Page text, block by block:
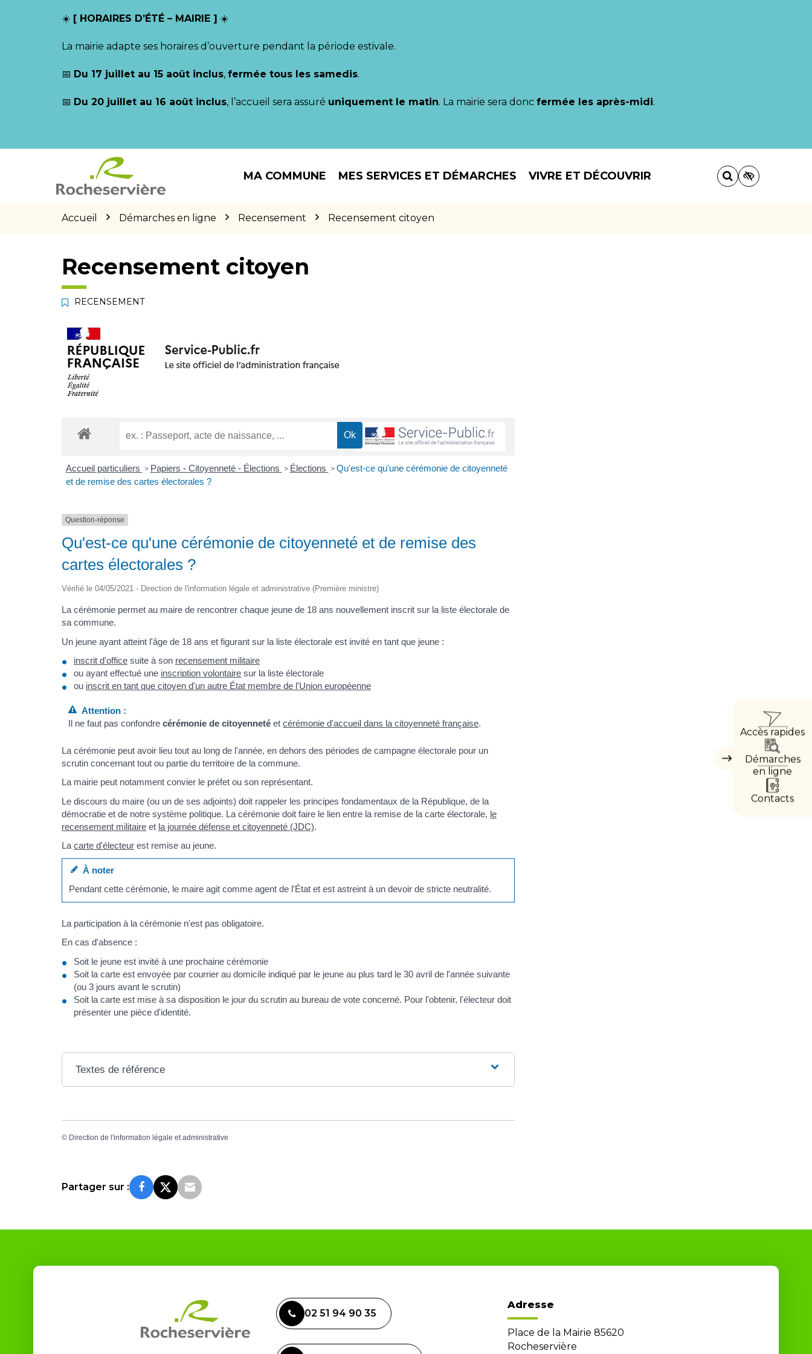
☀️ [ HORAIRES D’ÉTÉ – MAIRIE ] ☀️
La mairie adapte ses horaires d’ouverture pendant la période estivale.
📅 Du 17 juillet au 15 août inclus, fermée tous les samedis.
📅 Du 20 juillet au 16 août inclus, l’accueil sera assuré uniquement le matin. La mairie sera donc fermée les après-midi.
MA COMMUNE MES SERVICES ET DÉMARCHES VIVRE ET DÉCOUVRIR
Accueil Démarches en ligne Recensement Recensement citoyen
Masquer
Accès rapides
Démarches
en ligne
Contacts
Recensement citoyen
RECENSEMENT
Accueil particuliers > Papiers - Citoyenneté - Élections > Élections > Qu'est-ce qu'une cérémonie de citoyenneté
et de remise des cartes électorales ?
Question-réponse
Qu'est-ce qu'une cérémonie de citoyenneté et de remise des
cartes électorales ?
Vérifié le 04/05/2021 - Direction de l'information légale et administrative (Première ministre)
La cérémonie permet au maire de rencontrer chaque jeune de 18 ans nouvellement inscrit sur la liste électorale de
sa commune.
Un jeune ayant atteint l'âge de 18 ans et figurant sur la liste électorale est invité en tant que jeune :
inscrit d'office suite à son recensement militaire
ou ayant effectué une inscription volontaire sur la liste électorale
ou inscrit en tant que citoyen d'un autre État membre de l'Union européenne
Attention :
Il ne faut pas confondrecérémonie de citoyenneté etcérémonie d'accueil dans la citoyenneté française.
La cérémonie peut avoir lieu tout au long de l'année, en dehors des périodes de campagne électorale pour un
scrutin concernant tout ou partie du territoire de la commune.
La mairie peut notamment convier le préfet ou son représentant.
Le discours du maire (ou un de ses adjoints) doit rappeler les principes fondamentaux de la République, de la
démocratie et de notre système politique. La cérémonie doit faire le lien entre la remise de la carte électorale, le
recensement militaire et la journée défense et citoyenneté (JDC).
La carte d'électeur est remise au jeune.
À noter
Pendant cette cérémonie, le maire agit comme agent de l'État et est astreint à un devoir de stricte neutralité.
La participation à la cérémonie n'est pas obligatoire.
En cas d'absence :
Soit le jeune est invité à une prochaine cérémonie
Soit la carte est envoyée par courrier au domicile indiqué par le jeune au plus tard le 30 avril de l'année suivante
(ou 3 jours avant le scrutin)
Soit la carte est mise à sa disposition le jour du scrutin au bureau de vote concerné. Pour l'obtenir, l'électeur doit
présenter une pièce d'identité.
Textes de référence
© Direction de l'information légale et administrative
Partager sur :
02 51 94 90 35
Adresse
Place de la Mairie 85620
Rocheservière